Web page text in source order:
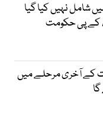
شامل نہیں کیا گیا
کے پی حکومت
کے آخری مرحلے میں